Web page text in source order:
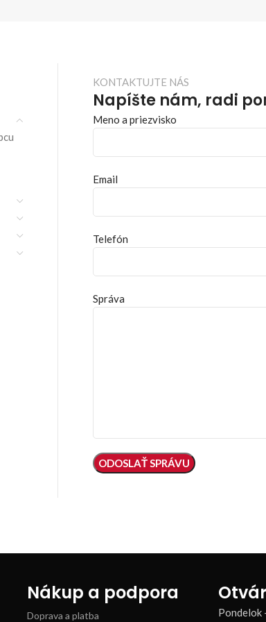
KONTAKTUJTE NÁS
Napíšte nám, radi
Meno a priezvisko
Email
Telefón
Správa
Nákup a podpora
Doprava a platba Pondelok